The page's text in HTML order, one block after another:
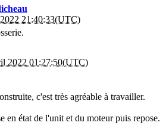
21:40:33(UTC)
2022 01:27:50(UTC)
c'est très agréable à travailler.
en état de l'unit et du moteur puis repose.